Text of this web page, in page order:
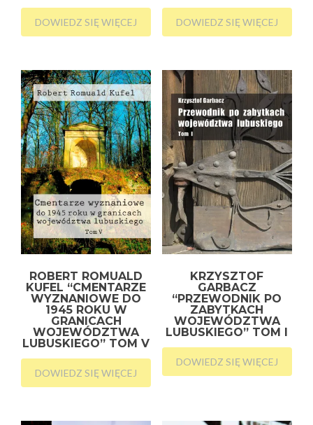
DOWIEDZ SIĘ WIĘCEJ DOWIEDZ SIĘ WIĘCEJ
ROBERT ROMUALD
KUFEL “CMENTARZE
WYZNANIOWE DO
1945 ROKU W
GRANICACH
WOJEWÓDZTWA
LUBUSKIEGO” TOM V
DOWIEDZ SIĘ WIĘCEJ
KRZYSZTOF
GARBACZ
“PRZEWODNIK PO
ZABYTKACH
WOJEWÓDZTWA
LUBUSKIEGO” TOM I
DOWIEDZ SIĘ WIĘCEJ